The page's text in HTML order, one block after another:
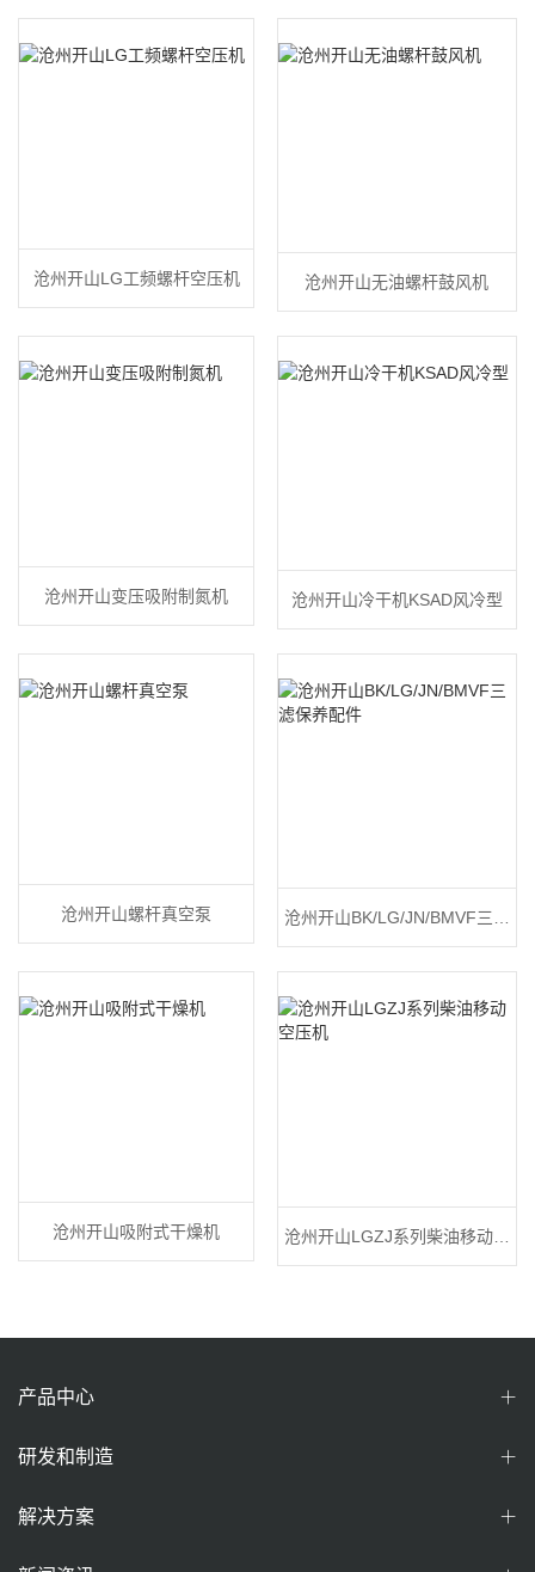
频空压机
沧州开山LG工频螺杆空压机 沧州开山无油螺杆鼓风机
沧州开山变压吸附制氮机 沧州开山冷干机KSAD风冷型
沧州开山螺杆真空泵 沧州开山BK/LG/JN/BMVF三滤
保养配件
沧州开山吸附式干燥机 沧州开山LGZJ系列柴油移动空
产品中心
研发和制造
解决方案